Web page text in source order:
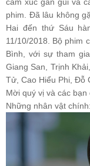
phim. Đã lâu không
Hai đến thứ Sáu
11/10/2018. Bộ phim
Bình, với sự tham
Giang San, Trịnh
Tử, Cao Hiểu Phi, Đỗ
Mời quý vị và các bạn
Những nhân vật chính: